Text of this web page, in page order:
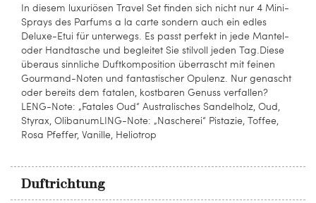
In diesem luxuriösen Travel Set finden sich nicht nur 4 Mini-
Sprays des Parfums a la carte sondern auch ein edles
Deluxe-Etui für unterwegs. Es passt perfekt in jede Mantel-
oder Handtasche und begleitet Sie stilvoll jeden Tag.Diese
überaus sinnliche Duftkomposition überrascht mit feinen
Gourmand-Noten und fantastischer Opulenz. Nur genascht
oder bereits dem fatalen, kostbaren Genuss verfallen?
LENG-Note: „Fatales Oud“ Australisches Sandelholz, Oud,
Styrax, OlibanumLING-Note: „Nascherei“ Pistazie, Toffee,
Rosa Pfeffer, Vanille, Heliotrop
Duftrichtung